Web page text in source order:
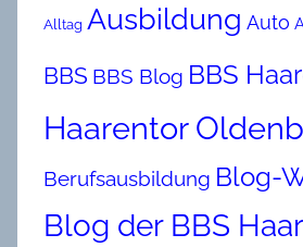
Alltag Ausbildung Auto
BBS BBS Blog BBS
Haarentor
Berufsausbildung Blog-
Blog der BBS